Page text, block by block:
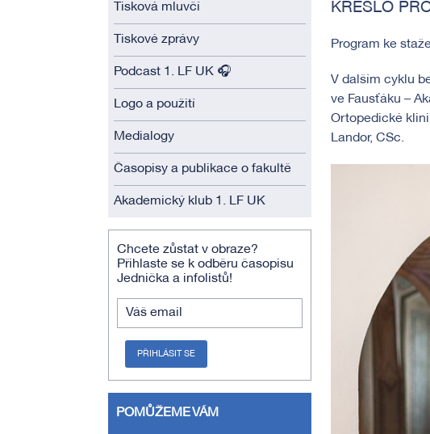
Tisková mluvčí
Tiskové zprávy
Podcast 1. LF UK 🎧
Logo a použití
Medialogy
Časopisy a publikace o fakultě
Akademický klub 1. LF UK
Chcete zůstat v obraze?
Přihlaste se k odběru časopisu
Jednička a infolistů!
Váš email
PŘIHLÁSIT SE
POMŮŽEME VÁM
KŘESLO
Program ke
V dalším cyklu
ve Fausťáku –
Ortopedické
Landor, CSc.